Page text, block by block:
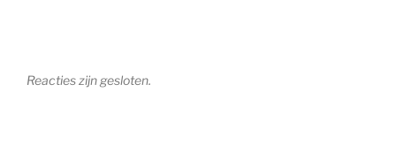
Reacties zijn gesloten.